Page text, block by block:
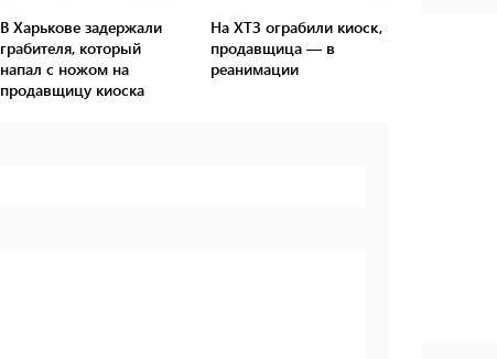
В Харькове задержали
грабителя, который
напал с ножом на
продавщицу киоска
На ХТЗ ограбили киоск,
продавщица — в
реанимации